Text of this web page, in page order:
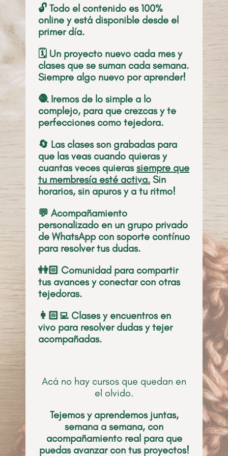
🔓 Todo el contenido es 100%
online y está disponible desde el
primer día.
🗓️ Un proyecto nuevo cada mes y
clases que se suman cada semana.
Siempre algo nuevo por aprender!
🧶 Iremos de lo simple a lo
complejo, para que crezcas y te
perfecciones como tejedora.
🔄 Las clases son grabadas para
que las veas cuando quieras y
cuantas veces quierassiempre que
tu membresía esté activa. Sin
horarios, sin apuros y a tu ritmo!
💬 Acompañamiento
personalizado en un grupo privado
de WhatsApp con soporte contínuo
para resolver tus dudas.
👭🏻 Comunidad para compartir
tus avances y conectar con otras
tejedoras.
👩🏻‍💻 Clases y encuentros en
vivo para resolver dudas y tejer
acompañadas.
Acá no hay cursos que quedan en
el olvido.
Tejemos y aprendemos juntas,
semana a semana, con
acompañamiento real para que
puedas avanzar con tus proyectos!